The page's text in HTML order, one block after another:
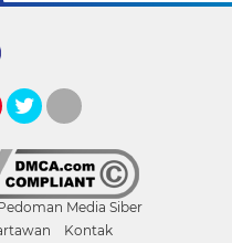
Media Siber
Kontak